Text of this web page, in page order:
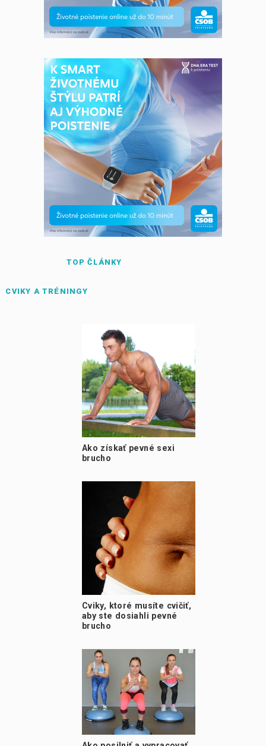
TOP ČLÁNKY
CVIKY A TRÉNINGY
Ako získať pevné sexi
brucho
Cviky, ktoré musíte cvičiť,
aby ste dosiahli pevné
brucho